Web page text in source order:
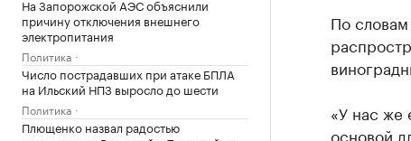
На Запорожской АЭС объяснили
причину отключения внешнего
электропитания
Политика
Число пострадавших при атаке БПЛА
на Ильский НПЗ выросло до шести
Политика
Плющенко назвал радостью
По
«У нас же
основой